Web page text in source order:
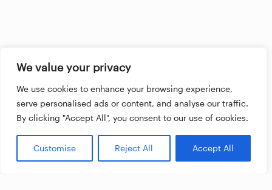
We value your privacy
We use cookies to enhance your browsing experience,
serve personalised ads or content, and analyse our traffic.
By clicking "Accept All", you consent to our use of cookies.
Customise Reject All Accept All